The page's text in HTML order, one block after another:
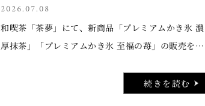
2026.07.08
和喫茶「茶夢」にて、新商品「プレミアムかき氷 濃
厚抹茶」「プレミアムかき氷 至福の苺」の販売を開
杯を突破した夏の人気商品「濃厚抹茶かき氷」が、こ
続きを読む